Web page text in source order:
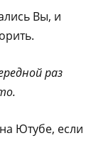
Вы, и
раз
Ютубе, если